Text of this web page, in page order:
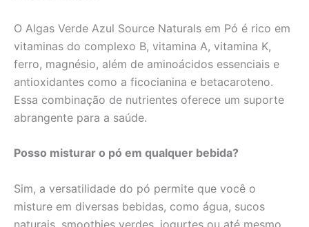
O Algas Verde Azul Source Naturals em Pó é rico em
vitaminas do complexo B, vitamina A, vitamina K,
ferro, magnésio, além de aminoácidos essenciais e
antioxidantes como a ficocianina e betacaroteno.
Essa combinação de nutrientes oferece um suporte
abrangente para a saúde.
Posso misturar o pó em qualquer bebida?
Sim, a versatilidade do pó permite que você o
misture em diversas bebidas, como água, sucos
naturais, smoothies verdes, iogurtes ou até mesmo